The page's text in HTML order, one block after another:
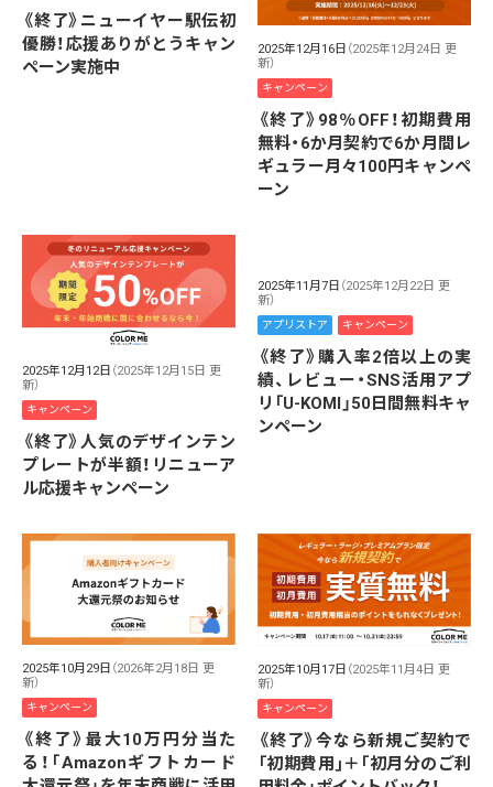
《終了》ニューイヤー駅伝初
優勝！応援ありがとうキャン
ペーン実施中
2025年12月16日 （2025年12月24日 更
新）
キャンペーン
《終了》98％OFF！初期費用
無料・6か月契約で6か月間レ
ギュラー月々100円キャンペ
ーン
2025年12月12日 （2025年12月15日 更
新）
キャンペーン
《終了》人気のデザインテン
プレートが半額！リニューア
ル応援キャンペーン
2025年11月7日 （2025年12月22日 更
新）
アプリストア キャンペーン
《終了》購入率2倍以上の実
績、レビュー・SNS活用アプ
リ「U-KOMI」50日間無料キャ
ンペーン
2025年10月29日 （2026年2月18日 更
新）
キャンペーン
《終了》最大10万円分当た
る！「Amazonギフトカード
2025年10月17日 （2025年11月4日 更
新）
キャンペーン
《終了》今なら新規ご契約で
「初期費用｣＋｢初月分のご利